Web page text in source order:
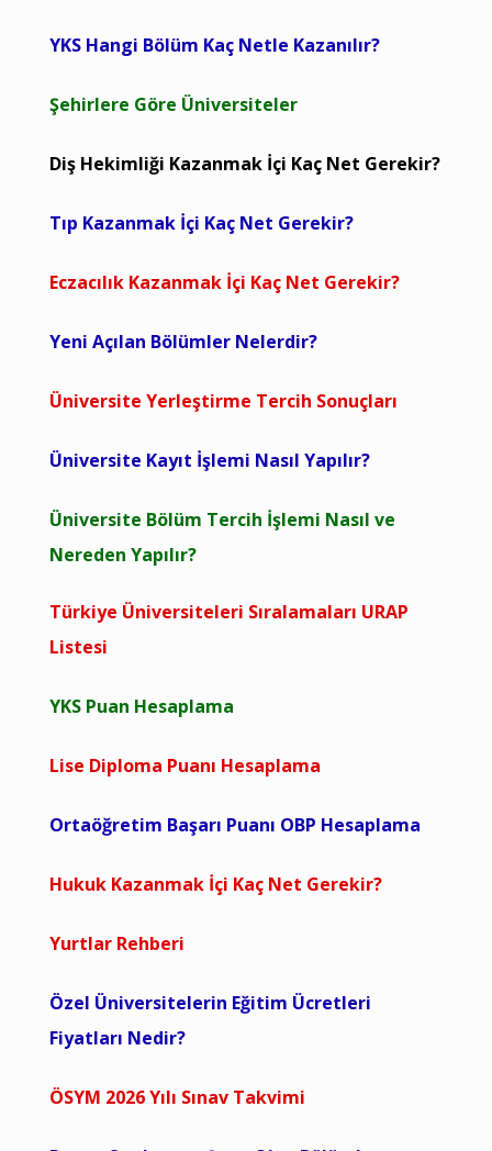
YKS Hangi Bölüm Kaç Netle Kazanılır?
Şehirlere Göre Üniversiteler
Diş Hekimliği Kazanmak İçi Kaç Net Gerekir?
Tıp Kazanmak İçi Kaç Net Gerekir?
Eczacılık Kazanmak İçi Kaç Net Gerekir?
Yeni Açılan Bölümler Nelerdir?
Üniversite Yerleştirme Tercih Sonuçları
Üniversite Kayıt İşlemi Nasıl Yapılır?
Üniversite Bölüm Tercih İşlemi Nasıl ve
Nereden Yapılır?
Türkiye Üniversiteleri Sıralamaları URAP
Listesi
YKS Puan Hesaplama
Lise Diploma Puanı Hesaplama
Ortaöğretim Başarı Puanı OBP Hesaplama
Hukuk Kazanmak İçi Kaç Net Gerekir?
Yurtlar Rehberi
Özel Üniversitelerin Eğitim Ücretleri
Fiyatları Nedir?
ÖSYM 2026 Yılı Sınav Takvimi